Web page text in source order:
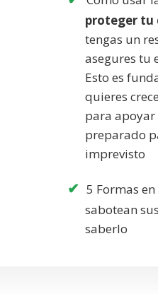
proteger tu
tengas un
asegures tu
Esto es
quieres
para
preparado
imprevisto
5 Formas
sabotean
saberlo